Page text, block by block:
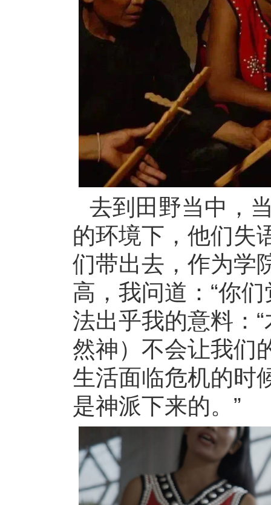
去到田野当中，
的环境下，他们失
们带出去，作为学
高，我问道：“你
法出乎我的意料：
然神）不会让我们
生活面临危机的时
是神派下来的。”